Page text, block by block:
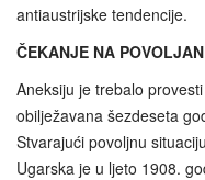
antiaustrijske tendencije.
ČEKANJE NA
Aneksiju je trebalo
obilježavana šezdeseta
Stvarajući povoljnu
Ugarska je u ljeto 1908.